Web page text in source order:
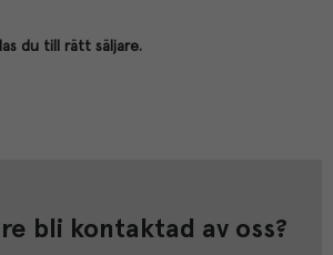
du till rätt säljare.
bli kontaktad av oss?